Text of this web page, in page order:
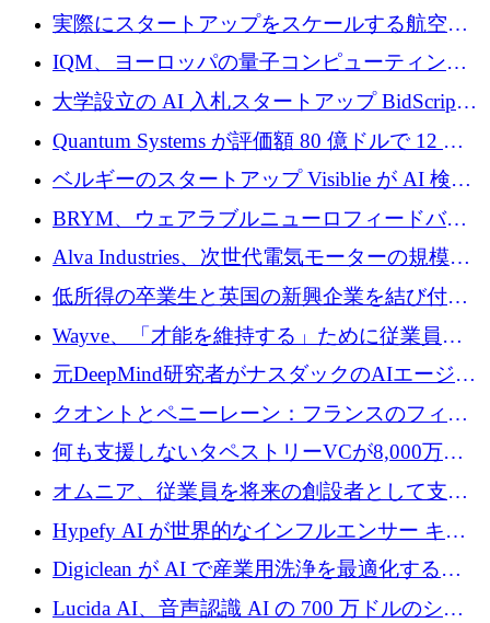
するためにシリーズ A で 2,000 万ドルを確保
実際にスタートアップをスケールする航空イ
ノベーション モデルを学ぶ
IQM、ヨーロッパの量子コンピューティング
企業として初めて米国の主要取引所に上場
大学設立の AI 入札スタートアップ BidScript
がプレシード資金総額 100 万ドルを突破
Quantum Systems が評価額 80 億ドルで 12 億
ドルを調達
ベルギーのスタートアップ Visiblie が AI 検索
の可視化のために 50 万ユーロを調達
BRYM、ウェアラブルニューロフィードバッ
クプラットフォームの開発に65万ユーロを確
Alva Industries、次世代電気モーターの規模拡
大に 1,600 万ユーロを調達
低所得の卒業生と英国の新興企業を結び付け
るためにCommon Pathを開始
Wayve、「才能を維持する」ために従業員に
8,500万ドルの株式公開買い付けを実施
元DeepMind研究者がナスダックのAIエージェ
ントを拡張するためにCreandumの資金調達で
記録を獲得
クオントとペニーレーン：フランスのフィン
テックの友人と敵
何も支援しないタペストリーVCが8,000万ド
ルの資金を調達、ロンドン事務所を開設
オムニア、従業員を将来の創設者として支援
するために Firedrop でファンドを立ち上げる
Hypefy AI が世界的なインフルエンサー キャ
ンペーンを自動化するためにシリーズ A で
720 万ドルを調達
Digiclean が AI で産業用洗浄を最適化するた
めに 250 万ユーロを調達
Lucida AI、音声認識 AI の 700 万ドルのシー